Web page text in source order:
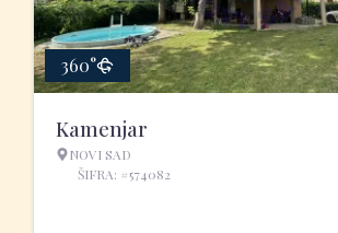
360°
Kamenjar
NOVI SAD
ŠIFRA: #574082